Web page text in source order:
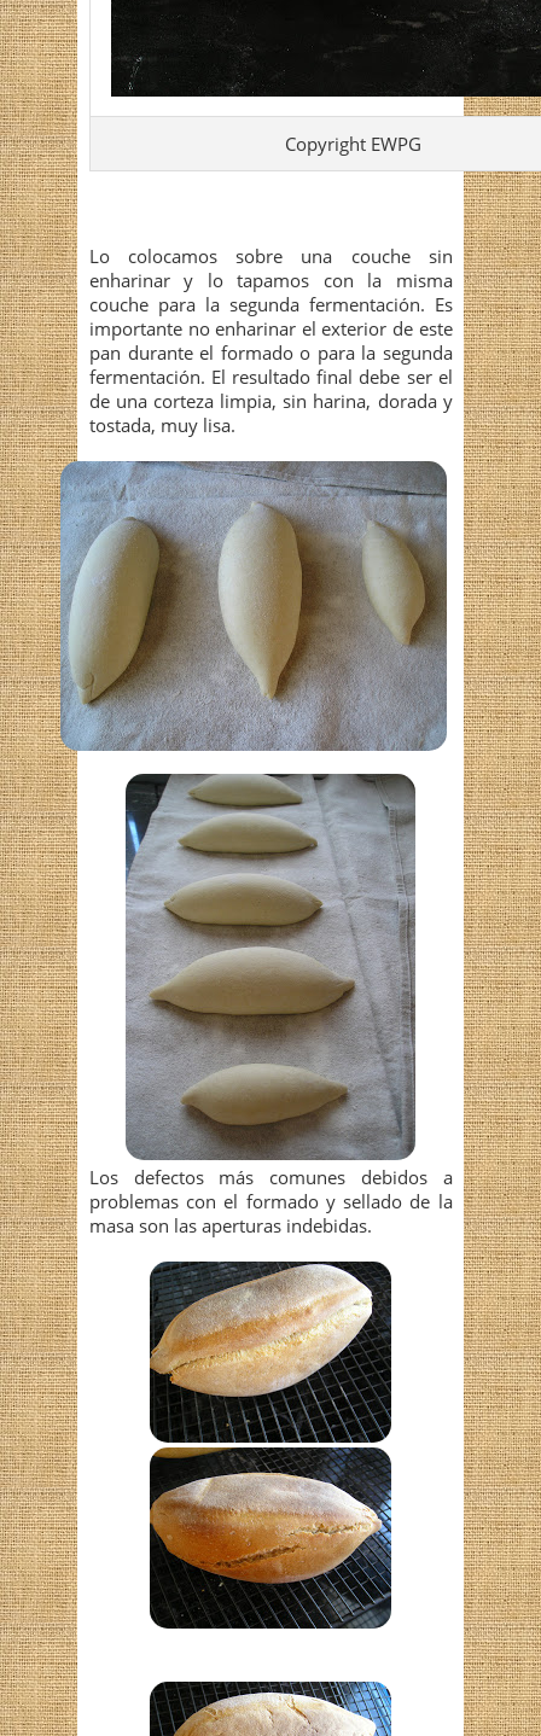
Copyright EWPG
Lo colocamos sobre una couche sin
enharinar y lo tapamos con la misma
couche para la segunda fermentación. Es
importante no enharinar el exterior de este
pan durante el formado o para la segunda
fermentación. El resultado final debe ser el
de una corteza limpia, sin harina, dorada y
tostada, muy lisa.
Los defectos más comunes debidos a
problemas con el formado y sellado de la
masa son las aperturas indebidas.